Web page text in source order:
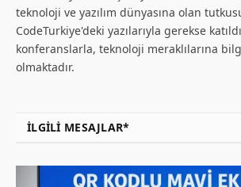
teknoloji ve yazılım dünyasına olan
CodeTurkiye'deki yazılarıyla gerekse
konferanslarla, teknoloji meraklılarına
olmaktadır.
İLGILI MESAJLAR*